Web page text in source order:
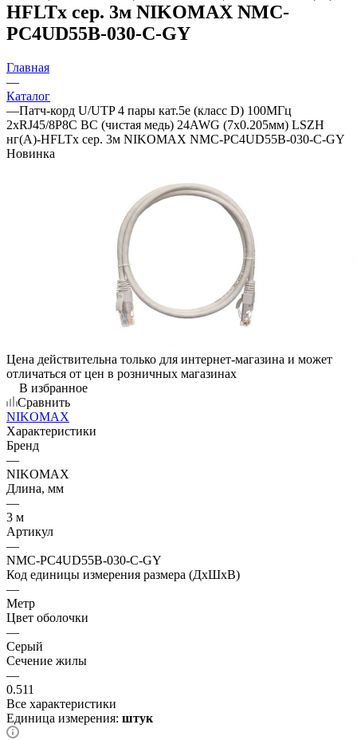
HFLTx сер. 3м NIKOMAX NMC-
PC4UD55B-030-C-GY
Главная
—
Каталог
—Патч-корд U/UTP 4 пары кат.5e (класс D) 100МГц
2хRJ45/8P8C BC (чистая медь) 24AWG (7х0.205мм) LSZH
нг(А)-HFLTx сер. 3м NIKOMAX NMC-PC4UD55B-030-C-GY
Новинка
Цена действительна только для интернет-магазина и может
отличаться от цен в розничных магазинах
В избранное
Сравнить
NIKOMAX
Характеристики
Бренд
—
NIKOMAX
Длина, мм
—
3 м
Артикул
—
NMC-PC4UD55B-030-C-GY
Код единицы измерения размера (ДхШхВ)
—
Метр
Цвет оболочки
—
Серый
Сечение жилы
—
0.511
Все характеристики
Единица измерения: штук